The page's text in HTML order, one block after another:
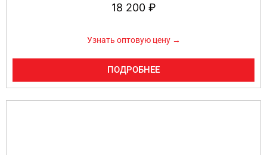
18 200 ₽
Узнать оптовую цену →
ПОДРОБНЕЕ